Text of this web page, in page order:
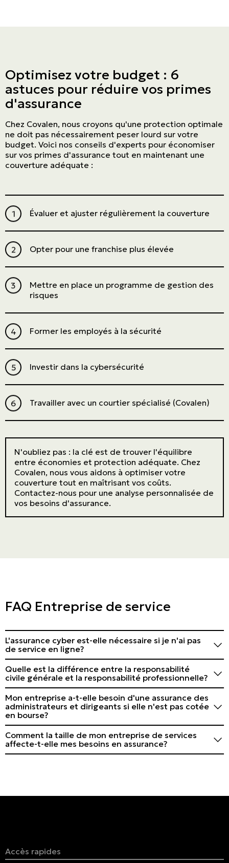
Optimisez votre budget : 6
astuces pour réduire vos primes
d'assurance
Chez Covalen, nous croyons qu'une protection optimale
ne doit pas nécessairement peser lourd sur votre
budget. Voici nos conseils d'experts pour économiser
sur vos primes d'assurance tout en maintenant une
couverture adéquate :
Évaluer et ajuster régulièrement la couverture
Opter pour une franchise plus élevée
Mettre en place un programme de gestion des
risques
Former les employés à la sécurité
Investir dans la cybersécurité
Travailler avec un courtier spécialisé (Covalen)
N'oubliez pas : la clé est de trouver l'équilibre
entre économies et protection adéquate. Chez
Covalen, nous vous aidons à optimiser votre
couverture tout en maîtrisant vos coûts.
Contactez-nous pour une analyse personnalisée de
vos besoins d'assurance.
FAQ Entreprise de service
L'assurance cyber est-elle nécessaire si je n'ai pas
de service en ligne?
Absolument! Si vous conserver des données clients ou
utilisez des systèmes informatiques, vous êtes exposé
aux cyberrisques. L'assurance cyber protège contre les
violations de données, les demandes de rançons et
autres menaces numériques.
Quelle est la différence entre la responsabilité
civile générale et la responsabilité professionnelle?
La responsabilité civile générale couvre les dommages
corporels et matériels, tandis que la responsabilité
professionnelle couvre les pertes financières dues à
une faute, négligence ou erreurs lors de votre
prestation de vos services professionnels.
Mon entreprise a-t-elle besoin d'une assurance des
administrateurs et dirigeants si elle n'est pas cotée
en bourse?
Oui, même les entreprises privées doivent bénéficier
d'une assurance A&D. Elle vous protège contre les
Comment la taille de mon entreprise de services
affecte-t-elle mes besoins en assurance?
Accès rapides